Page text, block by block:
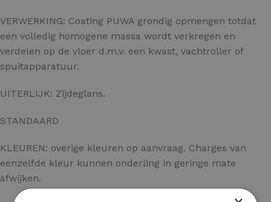
VERWERKING: Coating PUWA grondig opmengen totdat
een volledig homogene massa wordt verkregen en
verdelen op de vloer d.m.v. een kwast, vachtroller of
spuitapparatuur.
UITERLIJK: Zijdeglans.
STANDAARD
KLEUREN: overige kleuren op aanvraag. Charges van
eenzelfde kleur kunnen onderling in geringe mate
afwijken.